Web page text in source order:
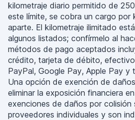
kilometraje diario permitido de
este límite, se cobra un cargo por
aparte. El kilometraje ilimitado
algunos listados; confírmelo al
métodos de pago aceptados
crédito, tarjeta de débito,
PayPal, Google Pay, Apple Pay y
Una opción de exención de
eliminar la exposición financiera
exenciones de daños por
proveedores individuales y son